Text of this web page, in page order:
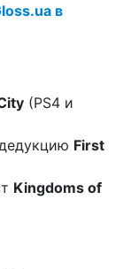
в
(PS4 и
First
Kingdoms of